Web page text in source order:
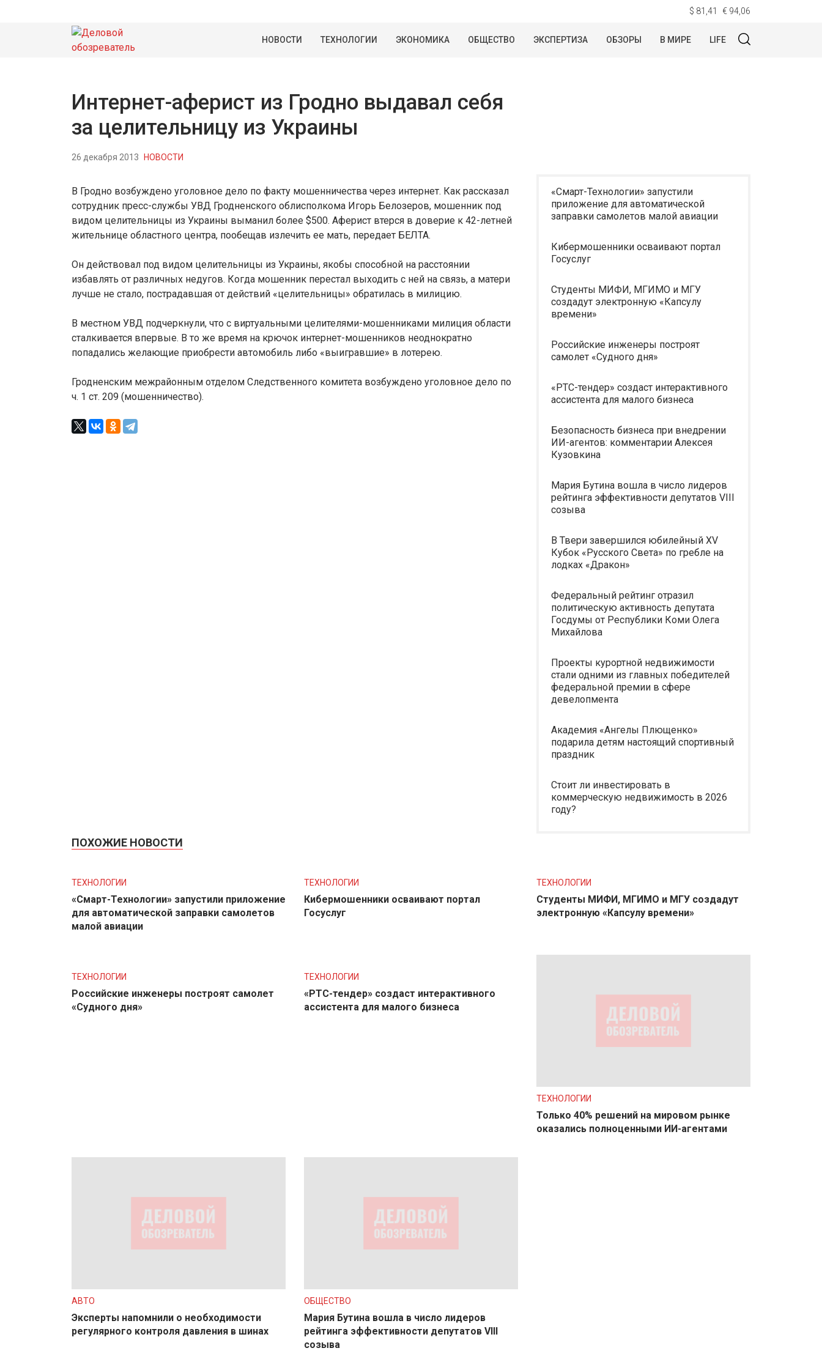
$ 81,41 € 94,06
НОВОСТИ ТЕХНОЛОГИИ ЭКОНОМИКА ОБЩЕСТВО ЭКСПЕРТИЗА ОБЗОРЫ В МИРЕ LIFE
Интернет-аферист из Гродно выдавал себя
за целительницу из Украины
26 декабря 2013 НОВОСТИ
В Гродно возбуждено уголовное дело по факту мошенничества через интернет. Как рассказал
сотрудник пресс-службы УВД Гродненского облисполкома Игорь Белозеров, мошенник под
видом целительницы из Украины выманил более $500. Аферист втерся в доверие к 42-летней
жительнице областного центра, пообещав излечить ее мать, передает БЕЛТА.
Он действовал под видом целительницы из Украины, якобы способной на расстоянии
избавлять от различных недугов. Когда мошенник перестал выходить с ней на связь, а матери
лучше не стало, пострадавшая от действий «целительницы» обратилась в милицию.
В местном УВД подчеркнули, что с виртуальными целителями-мошенниками милиция области
сталкивается впервые. В то же время на крючок интернет-мошенников неоднократно
попадались желающие приобрести автомобиль либо «выигравшие» в лотерею.
Гродненским межрайонным отделом Следственного комитета возбуждено уголовное дело по
ч. 1 ст. 209 (мошенничество).
«Смарт-Технологии» запустили
приложение для автоматической
заправки самолетов малой авиации
Кибермошенники осваивают портал
Госуслуг
Студенты МИФИ, МГИМО и МГУ
создадут электронную «Капсулу
времени»
Российские инженеры построят
самолет «Судного дня»
«РТС-тендер» создаст интерактивного
ассистента для малого бизнеса
Безопасность бизнеса при внедрении
ИИ-агентов: комментарии Алексея
Кузовкина
Мария Бутина вошла в число лидеров
рейтинга эффективности депутатов VIII
созыва
В Твери завершился юбилейный XV
Кубок «Русского Света» по гребле на
лодках «Дракон»
Федеральный рейтинг отразил
политическую активность депутата
Госдумы от Республики Коми Олега
Михайлова
Проекты курортной недвижимости
стали одними из главных победителей
федеральной премии в сфере
девелопмента
Академия «Ангелы Плющенко»
подарила детям настоящий спортивный
праздник
Стоит ли инвестировать в
коммерческую недвижимость в 2026
году?
ПОХОЖИЕ НОВОСТИ
ТЕХНОЛОГИИ
«Смарт-Технологии» запустили приложение
для автоматической заправки самолетов
малой авиации
ТЕХНОЛОГИИ
Кибермошенники осваивают портал
Госуслуг
ТЕХНОЛОГИИ
Студенты МИФИ, МГИМО и МГУ создадут
электронную «Капсулу времени»
ТЕХНОЛОГИИ
Российские инженеры построят самолет
«Судного дня»
ТЕХНОЛОГИИ
«РТС-тендер» создаст интерактивного
ассистента для малого бизнеса
ТЕХНОЛОГИИ
Только 40% решений на мировом рынке
оказались полноценными ИИ-агентами
АВТО
Эксперты напомнили о необходимости
регулярного контроля давления в шинах
ОБЩЕСТВО
Мария Бутина вошла в число лидеров
рейтинга эффективности депутатов VIII
созыва